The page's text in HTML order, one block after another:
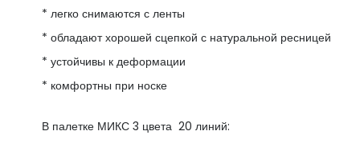
* легко снимаются с ленты
* обладают хорошей сцепкой с натуральной ресницей
* устойчивы к деформации
* комфортны при носке
В палетке МИКС 3 цвета 20 линий: